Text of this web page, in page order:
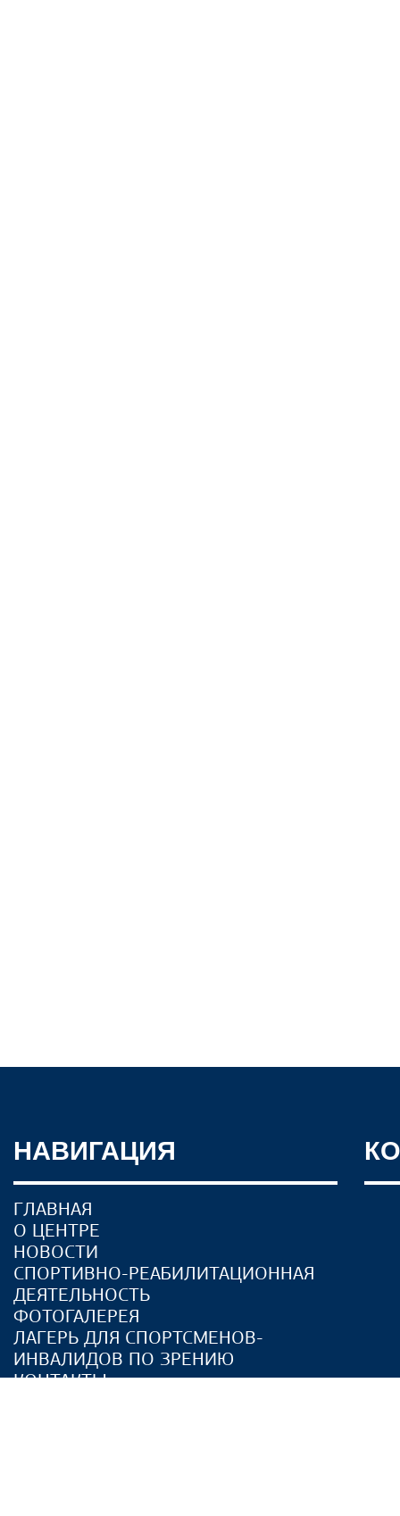
НАВИГАЦИЯ
ГЛАВНАЯ
О ЦЕНТРЕ
НОВОСТИ
СПОРТИВНО-РЕАБИЛИТАЦИОННАЯ
ДЕЯТЕЛЬНОСТЬ
ФОТОГАЛЕРЕЯ
ЛАГЕРЬ ДЛЯ СПОРТСМЕНОВ-
ИНВАЛИДОВ ПО ЗРЕНИЮ
КОНТАКТЫ